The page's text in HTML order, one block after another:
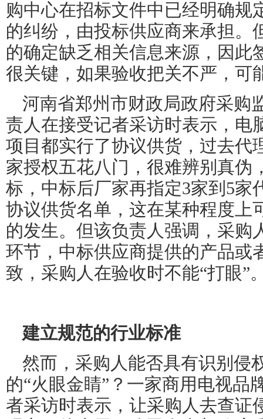
购中心在招标文件中已经明确规
的纠纷，由投标供应商来承担。
的确定缺乏相关信息来源，因此
很关键，如果验收把关不严，可
河南省郑州市财政局政府采购
责人在接受记者采访时表示，电
项目都实行了协议供货，过去代
家授权五花八门，很难辨别真伪
标，中标后厂家再指定3家到 5家
协议供货名单，这在某种程度上
的发生。但该负责人强调，采购
环节，中标供应商提供的产品或
致，采购人在验收时不能“打眼”
建立规范的行业标准
然而，采购人能否具有识别侵
的“火眼金睛”？一家商用电视品
者采访时表示，让采购人去查证